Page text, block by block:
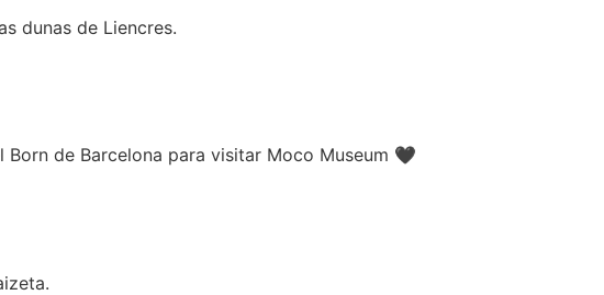
dunas de Liencres.
de Barcelona para visitar Moco Museum 🖤​